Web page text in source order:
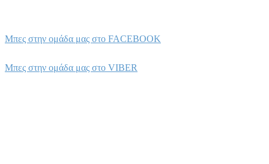
Μπες στην ομάδα μας στο FACEBOOK
Μπες στην ομάδα μας στο VIBER